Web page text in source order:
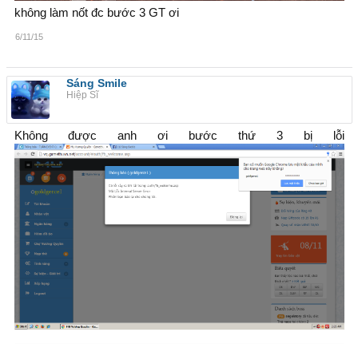
không làm nốt đc bước 3 GT ơi
6/11/15
Sáng Smile
Hiệp Sĩ
Không được anh ơi bước thứ 3 bị lỗi